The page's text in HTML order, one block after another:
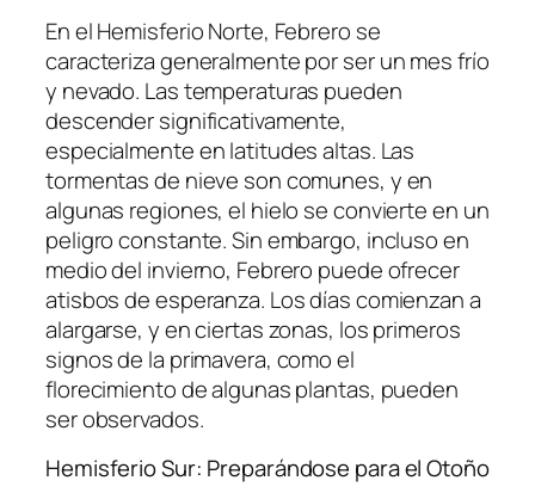
En el Hemisferio Norte, Febrero se
caracteriza generalmente por ser un mes frío
y nevado. Las temperaturas pueden
descender significativamente,
especialmente en latitudes altas. Las
tormentas de nieve son comunes, y en
algunas regiones, el hielo se convierte en un
peligro constante. Sin embargo, incluso en
medio del invierno, Febrero puede ofrecer
atisbos de esperanza. Los días comienzan a
alargarse, y en ciertas zonas, los primeros
signos de la primavera, como el
florecimiento de algunas plantas, pueden
ser observados.
Hemisferio Sur: Preparándose para el Otoño